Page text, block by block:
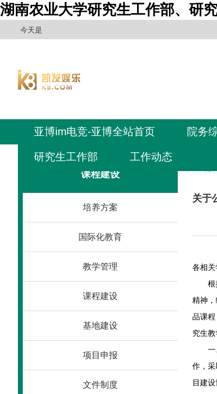
湖南农业大学研究生工作部、研
今天是
亚博im电竞-亚博全站首页 院务
研究生工作部 工作动态
课程建设
培养方案
国际化教育
教学管理
课程建设
基地建设
项目申报
文件制度
关于
各相
根
精神
品课
究生
一
作，
目建